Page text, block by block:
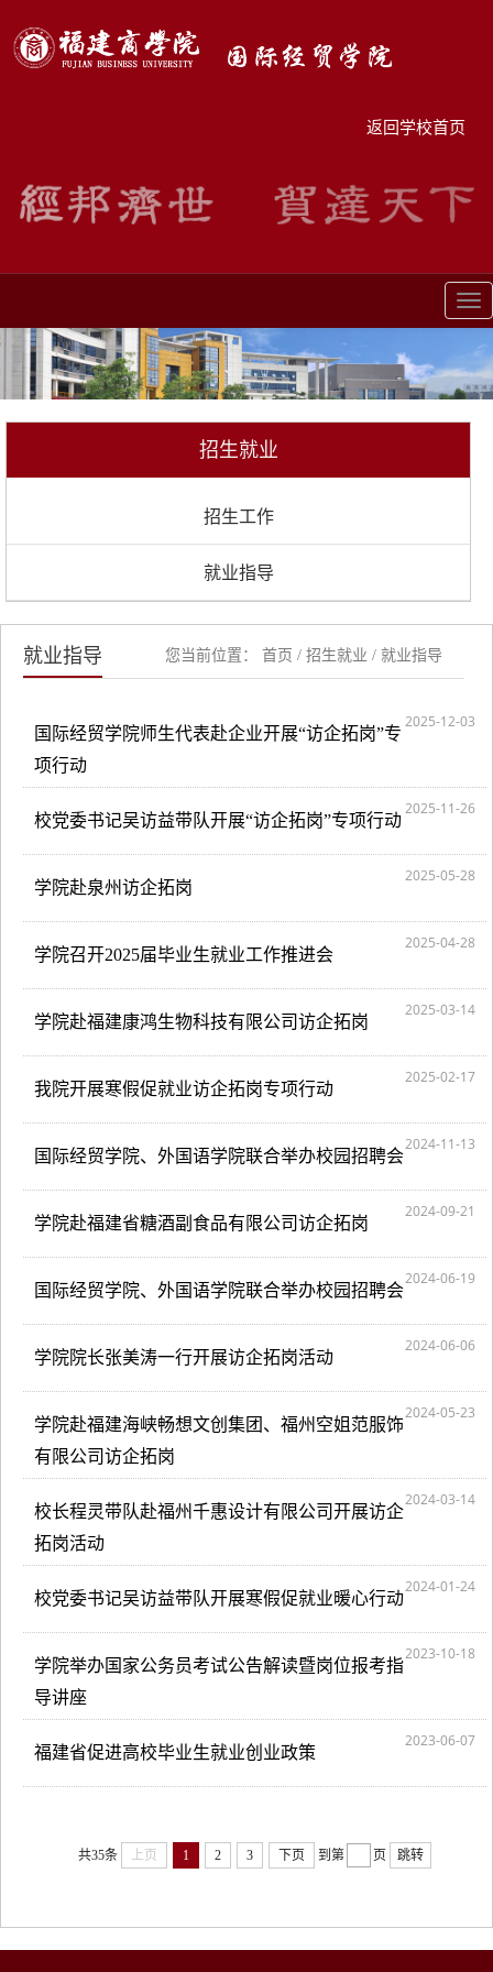
返回学校首页
招生就业
招生工作
就业指导
您当前位置： 首页 / 招生就业 / 就业指导
就业指导
2025-12-03
国际经贸学院师生代表赴企业开展“访企拓岗”专
项行动
2025-11-26
校党委书记吴访益带队开展“访企拓岗”专项行动
2025-05-28
学院赴泉州访企拓岗
2025-04-28
学院召开2025届毕业生就业工作推进会
2025-03-14
学院赴福建康鸿生物科技有限公司访企拓岗
2025-02-17
我院开展寒假促就业访企拓岗专项行动
2024-11-13
国际经贸学院、外国语学院联合举办校园招聘会
2024-09-21
学院赴福建省糖酒副食品有限公司访企拓岗
2024-06-19
国际经贸学院、外国语学院联合举办校园招聘会
2024-06-06
学院院长张美涛一行开展访企拓岗活动
2024-05-23
学院赴福建海峡畅想文创集团、福州空姐范服饰
有限公司访企拓岗
2024-03-14
校长程灵带队赴福州千惠设计有限公司开展访企
拓岗活动
2024-01-24
校党委书记吴访益带队开展寒假促就业暖心行动
2023-10-18
学院举办国家公务员考试公告解读暨岗位报考指
导讲座
2023-06-07
福建省促进高校毕业生就业创业政策
共35条 上页 1 2 3 下页 到第 页 跳转